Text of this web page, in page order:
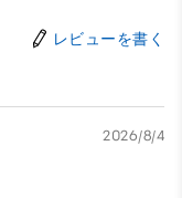
レビューを書く
2026/8/4